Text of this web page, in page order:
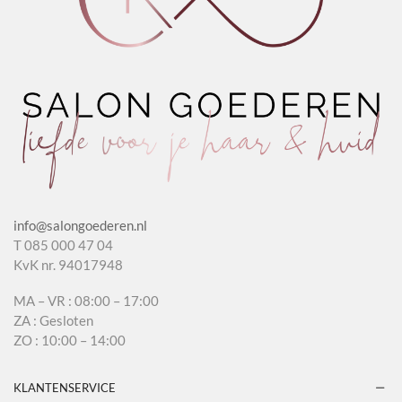
info@salongoederen.nl
T 085 000 47 04
KvK nr. 94017948
MA – VR : 08:00 – 17:00
ZA : Gesloten
ZO : 10:00 – 14:00
KLANTENSERVICE